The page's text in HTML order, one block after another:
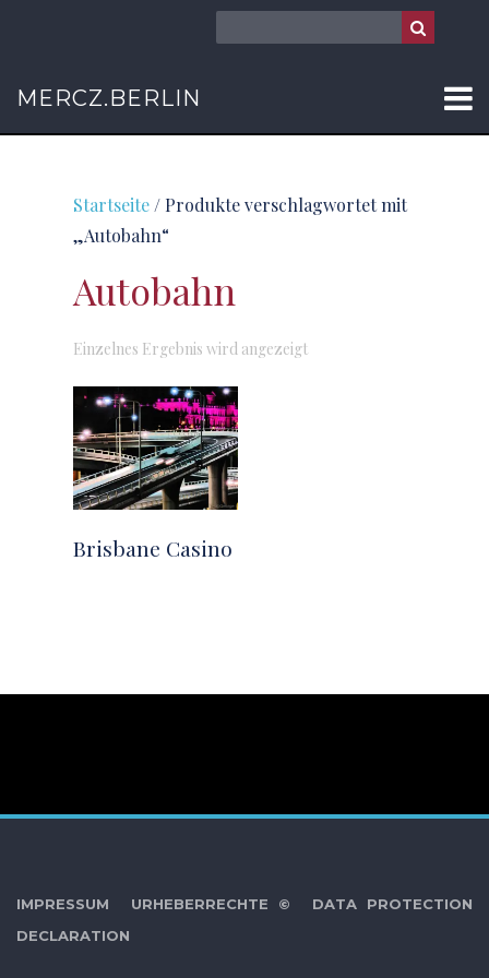
MERCZ.BERLIN
Startseite / Produkte verschlagwortet mit
„Autobahn“
Autobahn
Einzelnes Ergebnis wird angezeigt
Brisbane Casino
IMPRESSUM URHEBERRECHTE ©
DATA PROTECTION
DECLARATION